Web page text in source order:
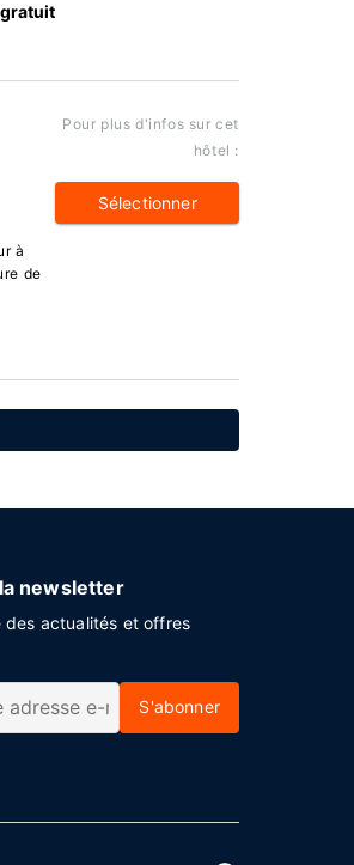
à
de
Pour plus d'infos sur cet
hôtel :
Sélectionner
newsletter
des actualités et offres
S'abonner